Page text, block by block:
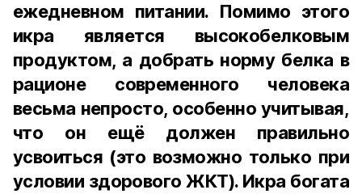
ежедневном питании. Помимо этого
икра является высокобелковым
продуктом, а добрать норму белка в
рационе современного человека
весьма непросто, особенно учитывая,
что он ещё должен правильно
усвоиться (это возможно только при
условии здорового ЖКТ). Икра богата